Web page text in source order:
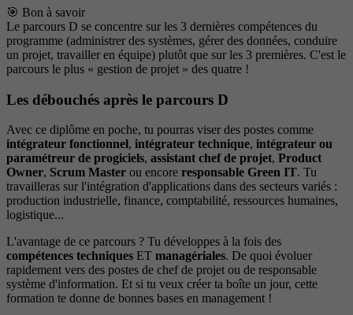
🎯 Bon à savoir
Le parcours D se concentre sur les 3 dernières compétences du
programme (administrer des systèmes, gérer des données, conduire
un projet, travailler en équipe) plutôt que sur les 3 premières. C'est le
parcours le plus « gestion de projet » des quatre !
Les débouchés après le parcours D
Avec ce diplôme en poche, tu pourras viser des postes comme
intégrateur fonctionnel, intégrateur technique, intégrateur ou
paramétreur de progiciels, assistant chef de projet, Product
Owner, Scrum Master ou encore responsable Green IT. Tu
travailleras sur l'intégration d'applications dans des secteurs variés :
production industrielle, finance, comptabilité, ressources humaines,
logistique...
L'avantage de ce parcours ? Tu développes à la fois des
compétences techniques ET managériales. De quoi évoluer
rapidement vers des postes de chef de projet ou de responsable
système d'information. Et si tu veux créer ta boîte un jour, cette
formation te donne de bonnes bases en management !